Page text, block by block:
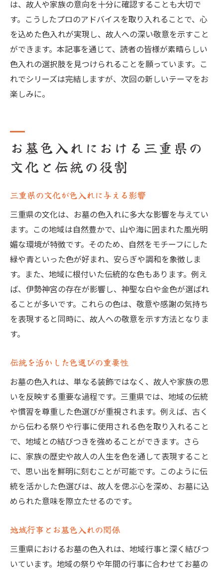
は、故人や家族の意向を十分に確認することも大切で
す。こうしたプロのアドバイスを取り入れることで、心
を込めた色入れが実現し、故人への深い敬意を示すこと
ができます。本記事を通じて、読者の皆様が素晴らしい
色入れの選択肢を見つけられることを願っています。こ
れでシリーズは完結しますが、次回の新しいテーマをお
楽しみに。
お墓色入れにおける三重県の
文化と伝統の役割
三重県の文化が色入れに与える影響
三重県の文化は、お墓の色入れに多大な影響を与えてい
ます。この地域は自然豊かで、山や海に囲まれた風光明
媚な環境が特徴です。そのため、自然をモチーフにした
緑や青といった色が好まれ、安らぎや調和を象徴しま
す。また、地域に根付いた伝統的な色もあります。例え
ば、伊勢神宮の存在が影響し、神聖な白や金色が選ばれ
ることが多いです。これらの色は、敬意や感謝の気持ち
を表現すると同時に、故人への敬意を示す方法となりま
す。
伝統を活かした色選びの重要性
お墓の色入れは、単なる装飾ではなく、故人や家族の思
いを反映する重要な過程です。三重県では、地域の伝統
や慣習を尊重した色選びが重視されます。例えば、古く
から伝わる祭りや行事に使用される色を取り入れること
で、地域との結びつきを強めることができます。さら
に、家族の歴史や故人の人生を色を通して表現すること
で、思い出を鮮明に刻むことが可能です。このように伝
統を活かした色選びは、故人を偲ぶ心を深め、お墓に込
められた意味を際立たせるのです。
地域行事とお墓色入れの関係
三重県におけるお墓の色入れは、地域行事と深く結びつ
いています。地域の祭りや年間の行事に合わせてお墓の